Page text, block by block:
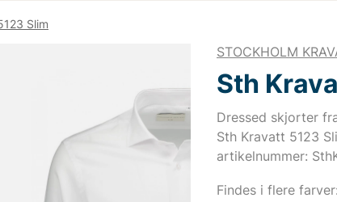
Slim
STOCKHOLM
Sth
Dressed skjorter
Sth Kravatt 5123
artikelnummer:
Findes i flere farver: